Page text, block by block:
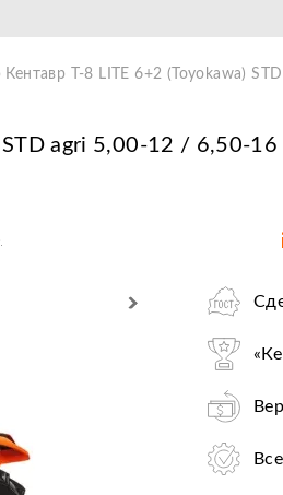
Т-8 LITE 6+2 (Toyokawa)
agri 5,00-12 / 6,50-16